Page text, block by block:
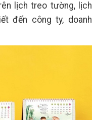
lịch treo tường, lịch
đến công ty, doanh